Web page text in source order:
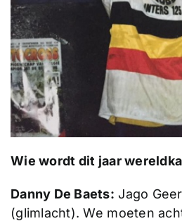
Wie wordt dit jaar
Danny De Baets: Jago
(glimlacht). We moeten